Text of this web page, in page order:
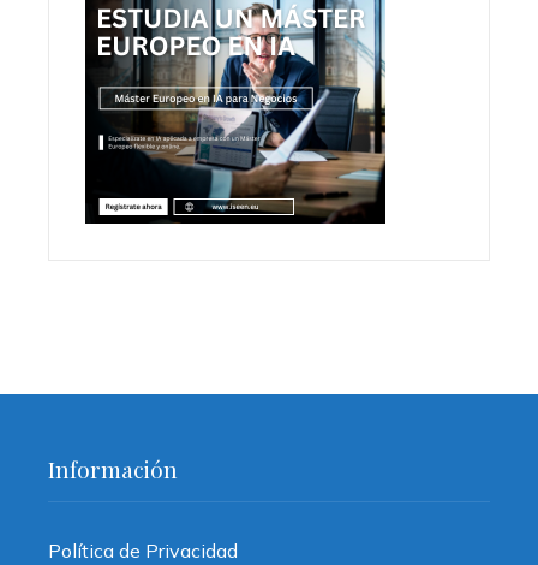
Información
Política de Privacidad